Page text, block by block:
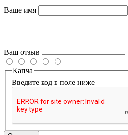
Ваше имя
Ваш отзыв
Капча
Введите код в поле ниже